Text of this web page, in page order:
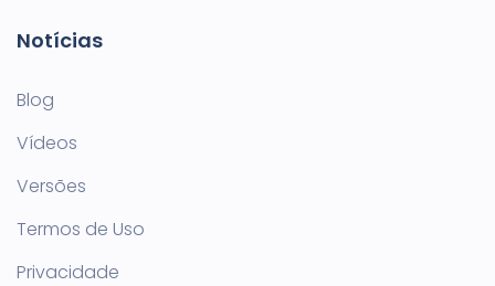
Notícias
Blog
Vídeos
Versões
Termos de Uso
Privacidade